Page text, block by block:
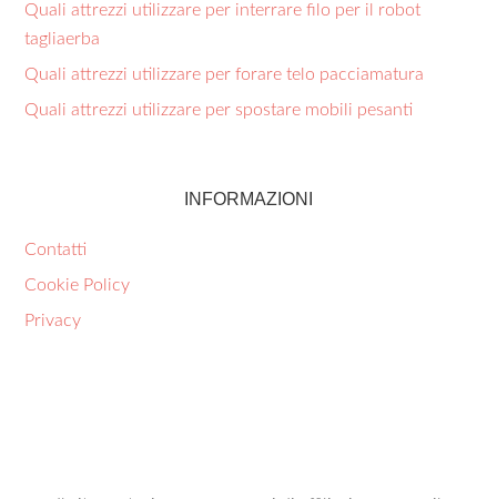
Quali attrezzi utilizzare per interrare filo per il robot
tagliaerba​
Quali attrezzi utilizzare per forare telo pacciamatura​
Quali attrezzi utilizzare per spostare mobili pesanti​
INFORMAZIONI
Contatti
Cookie Policy
Privacy